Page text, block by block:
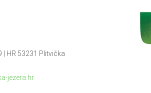
HR 53231 Plitvička
jezera.hr